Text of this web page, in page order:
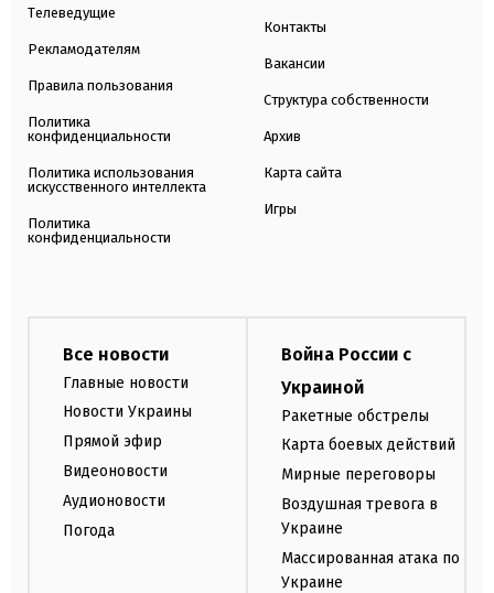
Телеведущие
Рекламодателям
Правила пользования
Политика
конфиденциальности
Политика использования
искусственного интеллекта
Политика
конфиденциальности
Контакты
Вакансии
Структура собственности
Архив
Карта сайта
Игры
Все новости
Главные новости
Новости Украины
Прямой эфир
Видеоновости
Аудионовости
Погода
Война России с
Украиной
Ракетные обстрелы
Карта боевых действий
Мирные переговоры
Воздушная тревога в
Украине
Массированная атака по
Украине